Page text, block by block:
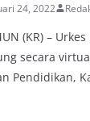
24, 2022
(KR) –
secara
Pendidikan,